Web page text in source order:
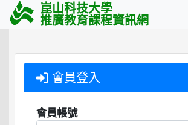
崑山科技大學
推廣教育課程資訊網
會員登入
會員帳號